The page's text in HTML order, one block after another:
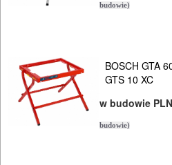
budowie)
BOSCH GTA
GTS 10 XC
w budowie
budowie)